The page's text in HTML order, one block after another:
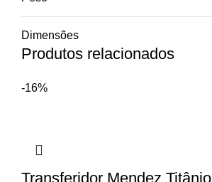
Dimensões
Produtos relacionados
-16%
Transferidor Mendez Titânio